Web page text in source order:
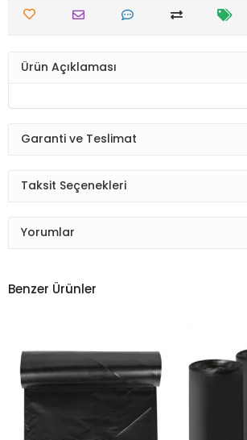
Ürün Açıklaması
Garanti ve Teslimat
Taksit Seçenekleri
Yorumlar
Benzer Ürünler